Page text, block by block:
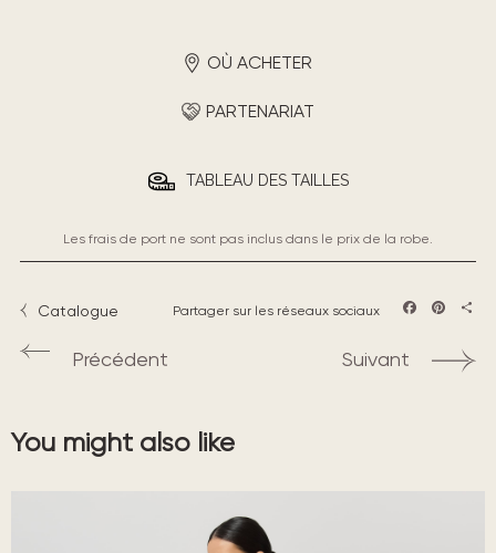
OÙ ACHETER
PARTENARIAT
TABLEAU DES TAILLES
Les frais de port ne sont pas inclus dans le prix de la robe.
Catalogue Partager sur les réseaux sociaux
Précédent Suivant
You might also like